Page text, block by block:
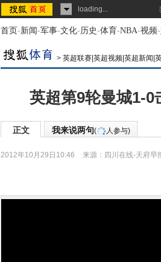
loading...
首页-新闻-军事-文化-历史-体育-NBA-视频-
> 英超联赛|英超视频|英超新闻|
英超第9轮曼城1-0
正文 我来说两句( 人参与)
2012年10月29日10:46 来源： 四川在线-天府早